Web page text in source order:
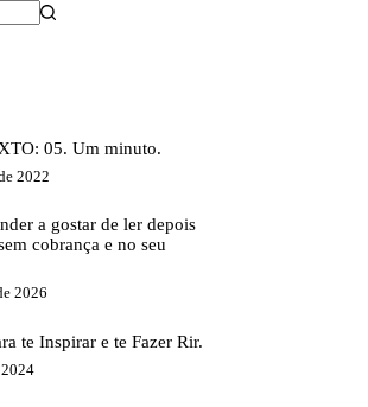
05. Um minuto.
2022
a gostar de ler depois
cobrança e no seu
2026
te Inspirar e te Fazer Rir.